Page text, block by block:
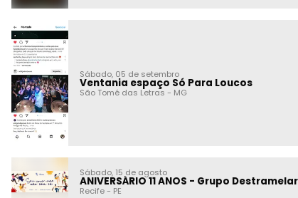
Sábado, 05 de setembro
Ventania espaço Só Para Loucos
São Tomé das Letras - MG
Sábado, 15 de agosto
ANIVERSÁRIO 11 ANOS - Grupo
Recife- PE